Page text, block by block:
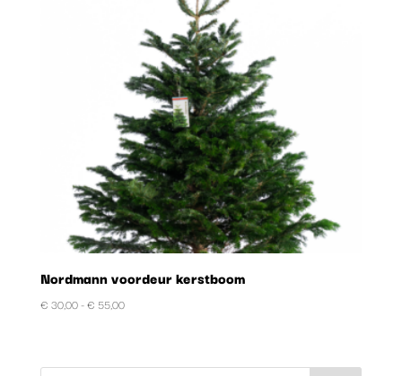
Nordmann voordeur kerstboom
€ 30,00-€ 55,00Prijsklasse:
€ 55,00